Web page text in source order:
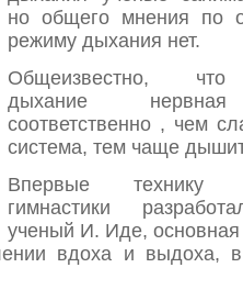
но общего мнения по
режиму дыхания нет.
Общеизвестно, что
дыхание
соответственно , чем
система, тем чаще
Впервые технику
гимнастики
ученый И. Иде, основная
вдоха и выдоха,